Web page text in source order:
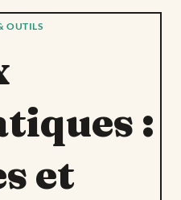
OUTILS
:
et